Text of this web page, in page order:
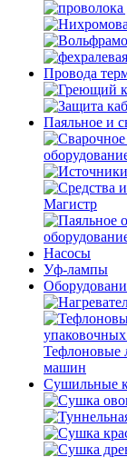
Провода
Паяльное и
Магистр
Насосы
Уф-лампы
Тефлоновые
машин
Сушильные